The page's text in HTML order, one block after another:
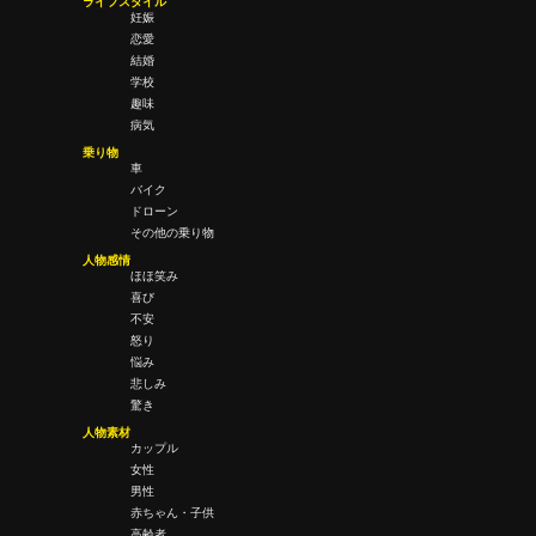
妊娠
恋愛
結婚
学校
趣味
病気
乗り物
車
バイク
ドローン
その他の乗り物
人物感情
ほほ笑み
喜び
不安
怒り
悩み
悲しみ
驚き
人物素材
カップル
女性
男性
赤ちゃん・子供